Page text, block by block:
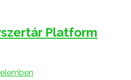
Platform